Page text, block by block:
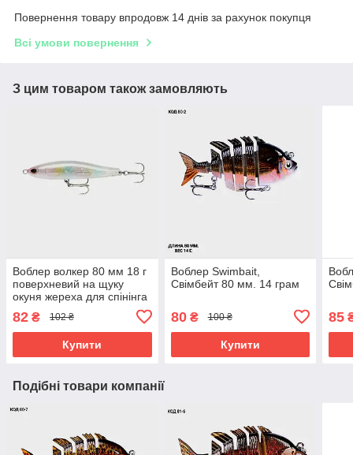
Повернення товару впродовж 14 днів за рахунок покупця
Всі умови повернення
З цим товаром також замовляють
Воблер волкер 80 мм 18 г
поверхневий на щуку
окуня жереха для спінінга
82 ₴ 102 ₴
Купити
Воблер Swimbait,
Свімбейт 80 мм. 14 грам
80₴ 100 ₴
Купити
85
Подібні товари компанії